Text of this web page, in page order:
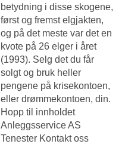
betydning i disse skogene,
først og fremst elgjakten,
og på det meste var det en
kvote på 26 elger i året
(1993). Selg det du får
solgt og bruk heller
pengene på krisekontoen,
eller drømmekontoen, din.
Hopp til innholdet
Anleggsservice AS
Tenester Kontakt oss